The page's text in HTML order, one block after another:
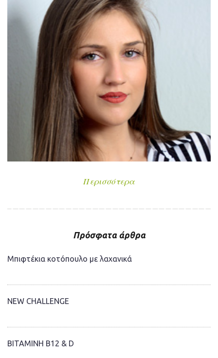
Περισσότερα
Πρόσφατα άρθρα
Μπιφτέκια κοτόπουλο με λαχανικά
NEW CHALLENGE
ΒΙΤΑΜΙΝΗ Β12 & D